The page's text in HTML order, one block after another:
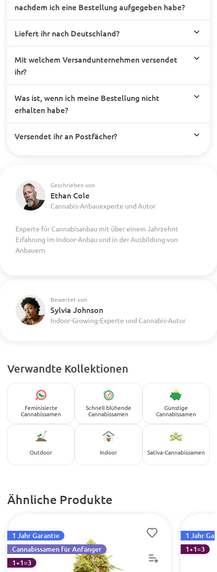
nachdem ich eine Bestellung aufgegeben habe?
Liefert ihr nach Deutschland?
Mit welchem Versandunternehmen versendet
ihr?
Was ist, wenn ich meine Bestellung nicht
erhalten habe?
Versendet ihr an Postfächer?
Geschrieben von
Ethan Cole
Cannabis-Anbauexperte und Autor
Experte für Cannabisanbau mit über einem Jahrzehnt
Erfahrung im Indoor-Anbau und in der Ausbildung von
Anbauern
Bewertet von
Sylvia Johnson
Indoor-Growing-Experte und Cannabis-Autor
Verwandte Kollektionen
Feminisierte
Cannabissamen
Schnell blühende
Cannabissamen
Günstige
Cannabissamen
Outdoor Indoor Sativa-Cannabissamen
Ähnliche Produkte
1 Jahr Garantie
Cannabissamen für Anfänger
1+1=3
1 Jahr
1+1=3